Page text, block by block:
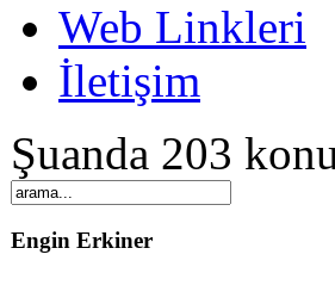
Web Linkleri
İletişim
Şuanda 203
Engin Erkiner